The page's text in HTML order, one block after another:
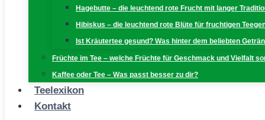
Hagebutte – die leuchtend rote Frucht mit langer
Hibiskus – die leuchtend rote Blüte für fruchtigen
Ist Kräutertee gesund? Was hinter dem beliebten
Früchte im Tee – welche Früchte für Geschmack und Vielfalt
Kaffee oder Tee – Was passt besser zu dir?
Teelexikon
Kontakt